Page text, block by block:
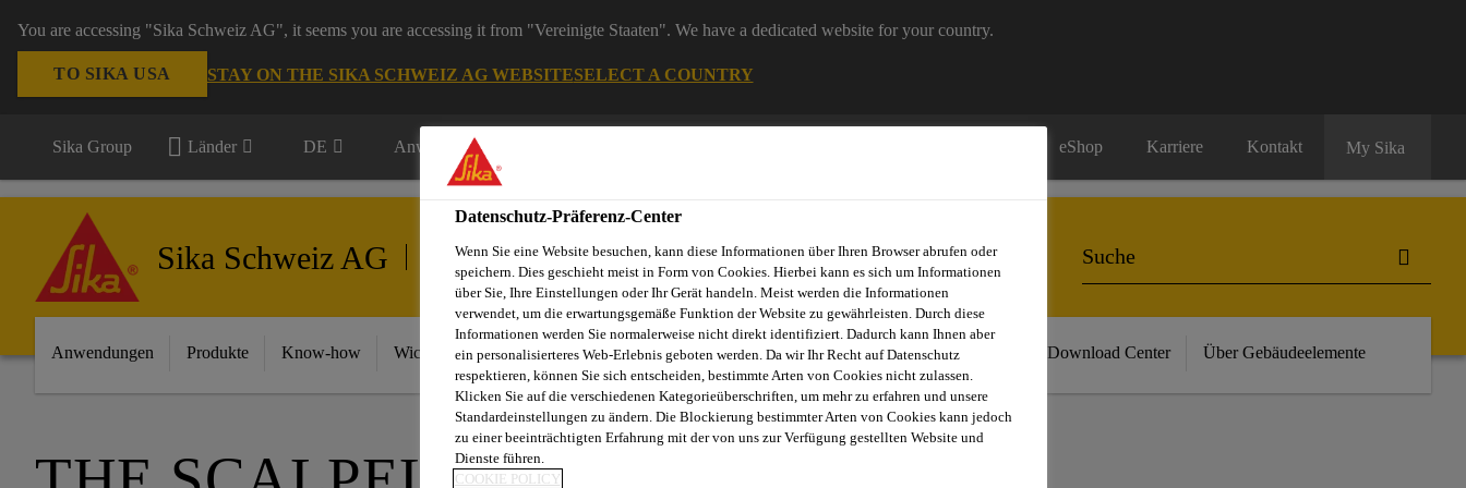
You are accessing "Sika Schweiz AG", it seems you are accessing it from "Vereinigte Staaten". We have a dedicated website for your country.
TO SIKA USA STAY ON THE SIKA SCHWEIZ AG WEBSITESELECT A COUNTRY
Sika Group Länder DE Anwendungsbereiche eShop Karriere Kontakt My Sika
Sika Schweiz AG Gebäudeelemente
Anwendungen Produkte Know-how Wichtigste Innovationen Fugenkalkulator Referenzobjekte Service Download Center Über Gebäudeelemente
Datenschutz-Präferenz-Center
Wenn Sie eine Website besuchen, kann diese Informationen über Ihren Browser abrufen oder
speichern. Dies geschieht meist in Form von Cookies. Hierbei kann es sich um Informationen
über Sie, Ihre Einstellungen oder Ihr Gerät handeln. Meist werden die Informationen
verwendet, um die erwartungsgemäße Funktion der Website zu gewährleisten. Durch diese
Informationen werden Sie normalerweise nicht direkt identifiziert. Dadurch kann Ihnen aber
ein personalisierteres Web-Erlebnis geboten werden. Da wir Ihr Recht auf Datenschutz
respektieren, können Sie sich entscheiden, bestimmte Arten von Cookies nicht zulassen.
Klicken Sie auf die verschiedenen Kategorieüberschriften, um mehr zu erfahren und unsere
Standardeinstellungen zu ändern. Die Blockierung bestimmter Arten von Cookies kann jedoch
zu einer beeinträchtigten Erfahrung mit der von uns zur Verfügung gestellten Website und
Dienste führen.
COOKIE POLICY